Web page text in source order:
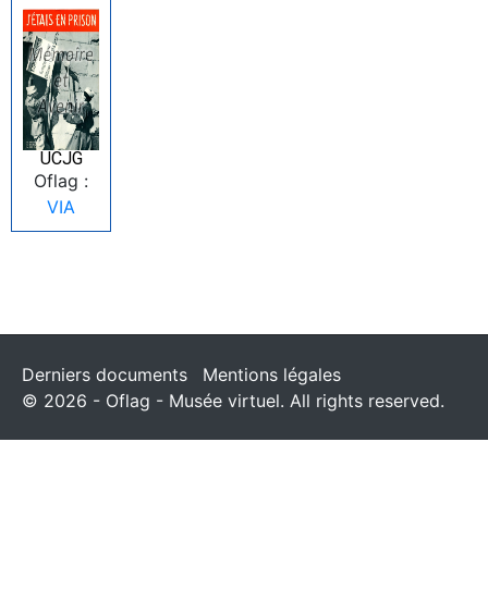
UCJG
Oflag :
VIA
Derniers documents
Mentions légales
© 2026 - Oflag - Musée virtuel. All rights reserved.